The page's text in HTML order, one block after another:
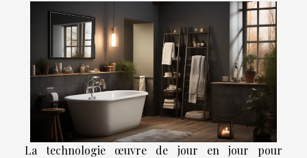
La technologie œuvre de jour en jour pour